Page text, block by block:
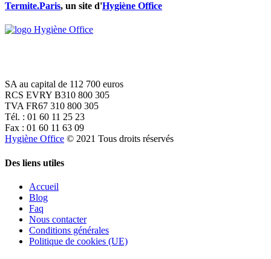
Termite.Paris, un site d'Hygiène Office
SA au capital de 112 700 euros
RCS EVRY B310 800 305
TVA FR67 310 800 305
Tél. : 01 60 11 25 23
Fax : 01 60 11 63 09
Hygiène Office © 2021 Tous droits réservés
Des liens utiles
Accueil
Blog
Faq
Nous contacter
Conditions générales
Politique de cookies (UE)